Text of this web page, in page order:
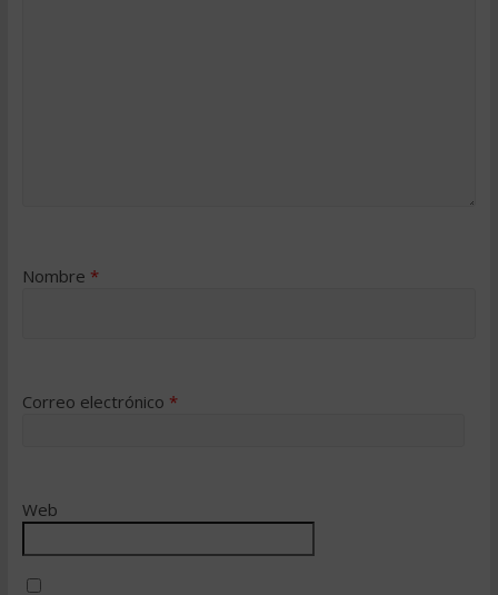
Nombre *
Correo electrónico *
Web